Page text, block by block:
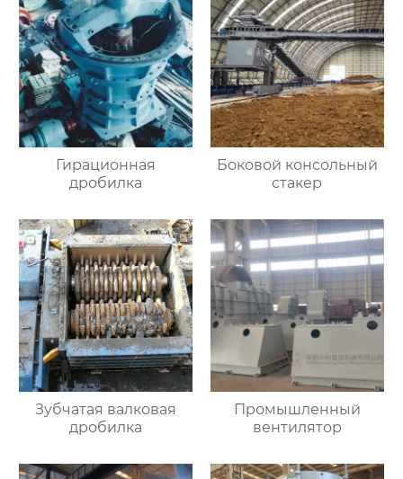
Гирационная
дробилка
Боковой консольный
стакер
Зубчатая валковая
дробилка
Промышленный
вентилятор